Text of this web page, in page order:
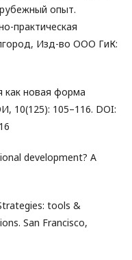
опыт.
практическая
Изд-во ООО ГиК:
как новая форма
10(125): 105–116. DOI:
development? A
tools &
San Francisco,